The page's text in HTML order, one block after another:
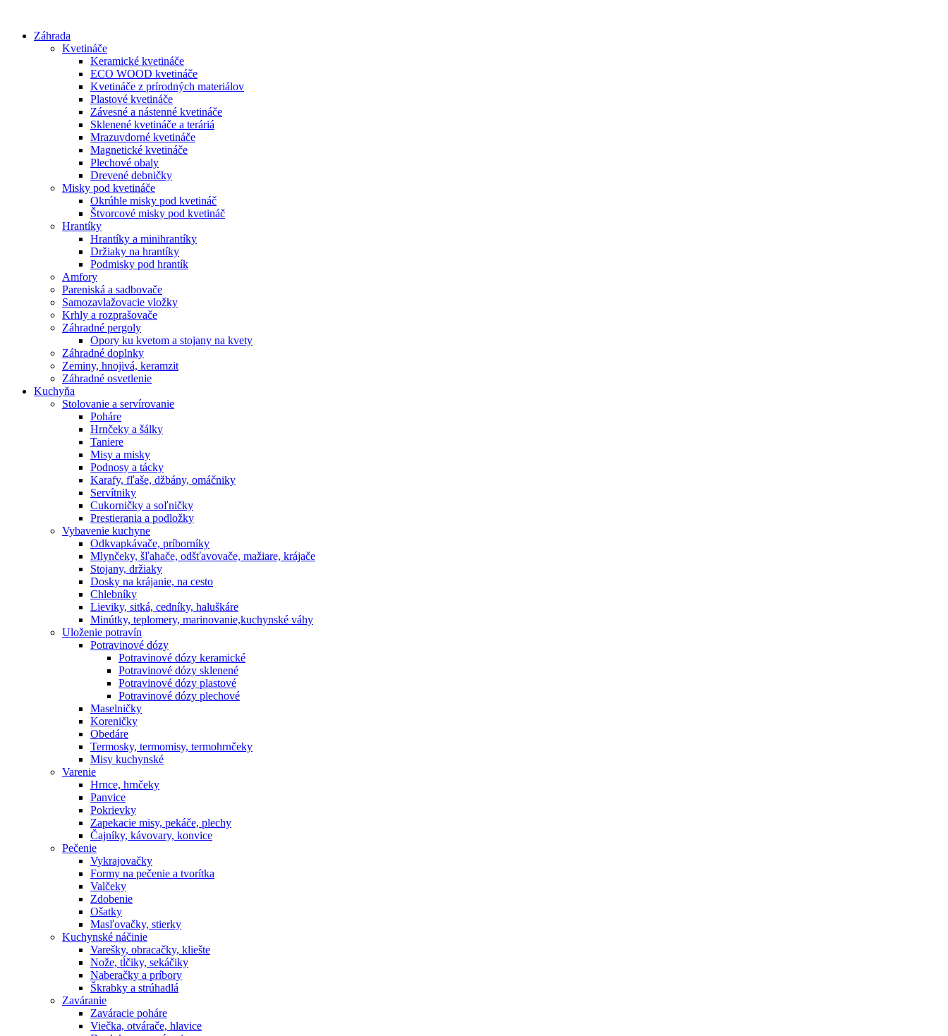
obsah
Záhrada
Kvetináče
Keramické kvetináče
ECO WOOD kvetináče
Kvetináče z prírodných materiálov
Plastové kvetináče
Závesné a nástenné kvetináče
Sklenené kvetináče a teráriá
Mrazuvdorné kvetináče
Magnetické kvetináče
Plechové obaly
Drevené debničky
Misky pod kvetináče
Okrúhle misky pod kvetináč
Štvorcové misky pod kvetináč
Hrantíky
Hrantíky a minihrantíky
Držiaky na hrantíky
Podmisky pod hrantík
Amfory
Pareniská a sadbovače
Samozavlažovacie vložky
Krhly a rozprašovače
Záhradné pergoly
Opory ku kvetom a stojany na kvety
Záhradné doplnky
Zeminy, hnojivá, keramzit
Záhradné osvetlenie
Kuchyňa
Stolovanie a servírovanie
Poháre
Hrnčeky a šálky
Taniere
Misy a misky
Podnosy a tácky
Karafy, fľaše, džbány, omáčniky
Servítniky
Cukorničky a soľničky
Prestierania a podložky
Vybavenie kuchyne
Odkvapkávače, príborníky
Mlynčeky, šľahače, odšťavovače, mažiare, krájače
Stojany, držiaky
Dosky na krájanie, na cesto
Chlebníky
Lieviky, sitká, cedníky, haluškáre
Minútky, teplomery, marinovanie,kuchynské váhy
Uloženie potravín
Potravinové dózy
Potravinové dózy keramické
Potravinové dózy sklenené
Potravinové dózy plastové
Potravinové dózy plechové
Maselničky
Koreničky
Obedáre
Termosky, termomisy, termohrnčeky
Misy kuchynské
Varenie
Hrnce, hrnčeky
Panvice
Pokrievky
Zapekacie misy, pekáče, plechy
Čajníky, kávovary, konvice
Pečenie
Vykrajovačky
Formy na pečenie a tvorítka
Valčeky
Zdobenie
Ošatky
Masľovačky, stierky
Kuchynské náčinie
Varešky, obracačky, kliešte
Nože, tĺčiky, sekáčiky
Naberačky a príbory
Škrabky a strúhadlá
Zaváranie
Zaváracie poháre
Viečka, otvárače, hlavice